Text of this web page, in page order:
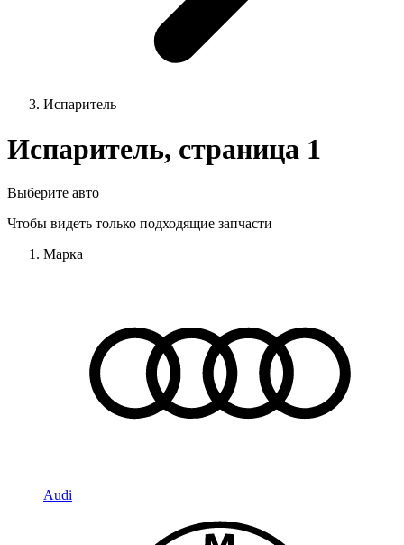
Испаритель
Испаритель, страница 1
Выберите авто
Чтобы видеть только подходящие запчасти
Марка
Audi